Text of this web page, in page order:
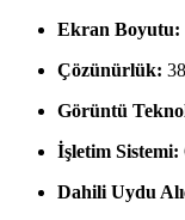
Ekran Boyutu:
Çözünürlük:
Görüntü
İşletim Sistemi:
Dahili Uydu